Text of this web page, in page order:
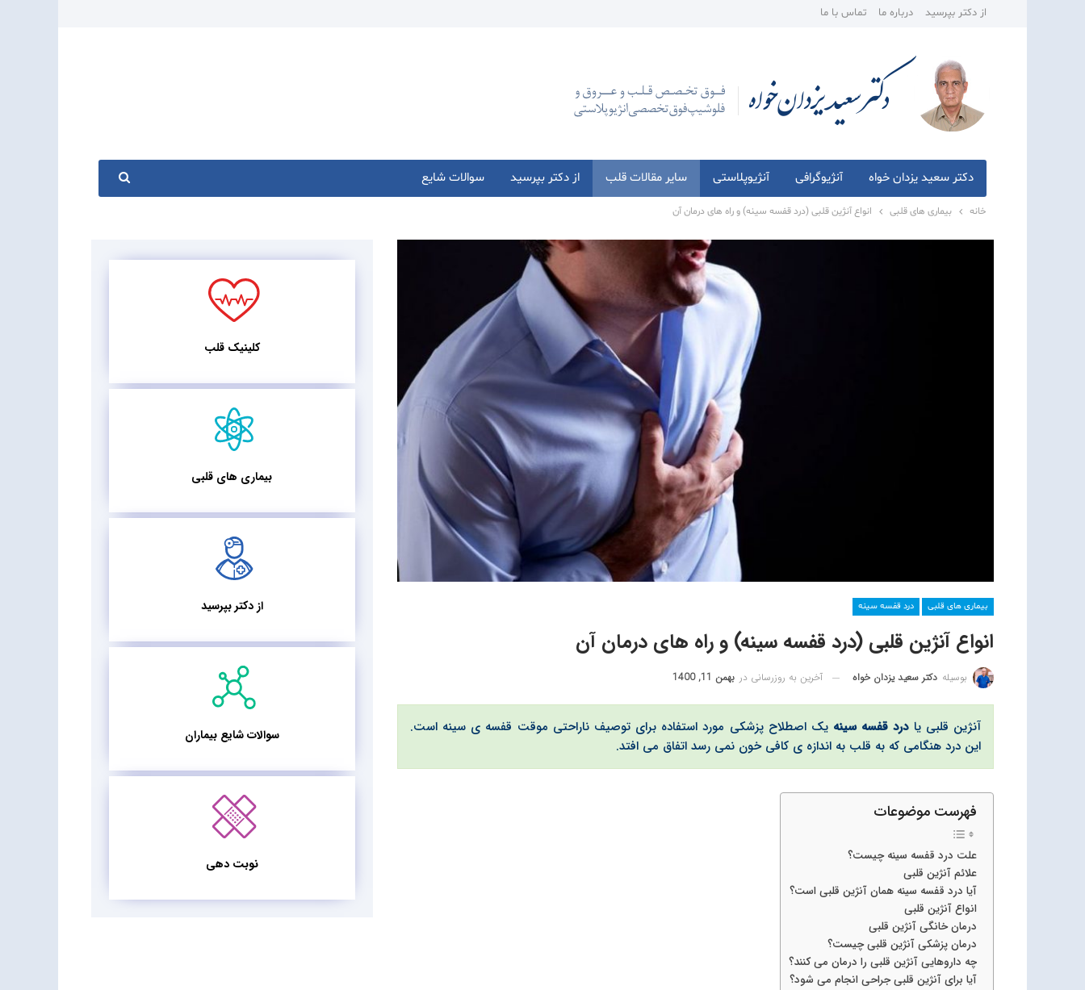
از دکتر بپرسید درباره ما تماس با ما
دکتر سعید یزدان خواه آنژیوگرافی آنژیوپلاستی سایر مقالات قلب از دکتر بپرسید سوالات شایع
خانه بیماری های قلبی انواع آنژین قلبی (درد قفسه سینه) و راه های درمان آن
بیماری های قلبی درد قفسه سینه
انواع آنژین قلبی (درد قفسه سینه) و راه های درمان آن
بوسیله دکتر سعید یزدان خواه آخرین به روزرسانی در بهمن 11, 1400
آنژین قلبی یادرد قفسه سینه یک اصطلاح پزشکی مورد استفاده برای توصیف ناراحتی موقت قفسه ی سینه است.
این درد هنگامی که به قلب به اندازه ی کافی خون نمی رسد اتفاق می افتد.
فهرست موضوعات
علت درد قفسه سینه چیست؟
علائم آنژین قلبی
آیا درد قفسه سینه همان آنژین قلبی است؟
انواع آنژین قلبی
درمان خانگی آنژین قلبی
درمان پزشکی آنژین قلبی چیست؟
چه داروهایی آنژین قلبی را درمان می کنند؟
آیا برای آنژین قلبی جراحی انجام می شود؟
کلینیک قلب
بیماری های قلبی
از دکتر بپرسید
سوالات شایع بیماران
نوبت دهی